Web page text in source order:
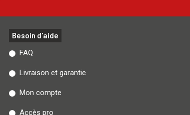
Besoin d'aide
FAQ
Livraison et garantie
Mon compte
Accès pro